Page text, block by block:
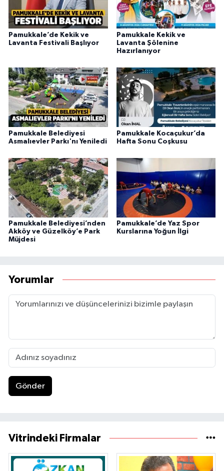
Pamukkale’de Kekik ve
Lavanta Festivali Başlıyor
Pamukkale Kekik ve
Lavanta Şölenine
Hazırlanıyor
Pamukkale Belediyesi
Asmalıevler Parkı'nı Yeniledi
Pamukkale Kocaçukur’da
Hafta Sonu Coşkusu
Pamukkale Belediyesi’nden
Akköy ve Güzelköy’e Park
Müjdesi
Pamukkale’de Yaz Spor
Kurslarına Yoğun İlgi
Yorumlar
Gönder
Vitrindeki Firmalar